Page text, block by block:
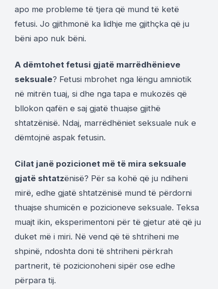
apo me probleme të tjera që mund të ketë
fetusi. Jo gjithmonë ka lidhje me gjithçka që ju
bëni apo nuk bëni.
A dëmtohet fetusi gjatë marrëdhënieve
seksuale? Fetusi mbrohet nga lëngu amniotik
në mitrën tuaj, si dhe nga tapa e mukozës që
bllokon qafën e saj gjatë thuajse gjithë
shtatzënisë. Ndaj, marrëdhëniet seksuale nuk e
dëmtojnë aspak fetusin.
Cilat janë pozicionet më të mira seksuale
gjatë shtatzënisë? Për sa kohë që ju ndiheni
mirë, edhe gjatë shtatzënisë mund të përdorni
thuajse shumicën e pozicioneve seksuale. Teksa
muajt ikin, eksperimentoni për të gjetur atë që ju
duket më i miri. Në vend që të shtriheni me
shpinë, ndoshta doni të shtriheni përkrah
partnerit, të pozicionoheni sipër ose edhe
përpara tij.